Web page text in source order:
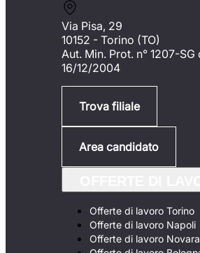
Via Pisa, 29
10152 - Torino (TO)
Aut. Min. Prot. n° 1207-SG
16/12/2004
Trova filiale
Area candidato
Offerte di lavoro Torino
Offerte di lavoro Napoli
Offerte di lavoro Novara